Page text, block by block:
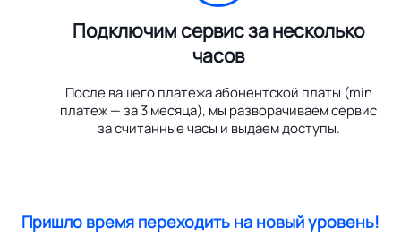
Подключим сервис за несколько
часов
После вашего платежа абонентской платы (min
платеж — за 3 месяца), мы разворачиваем сервис
за считанные часы и выдаем доступы.
Пришло время переходить на новый уровень!